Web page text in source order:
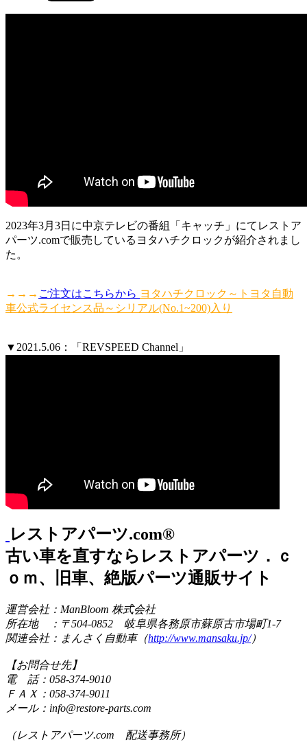
2023年3月3日に中京テレビの番組「キャッチ」にてレストア
パーツ.comで販売しているヨタハチクロックが紹介されまし
た。
→→→ ご注文はこちらから ヨタハチクロック～トヨタ自動
車公式ライセンス品～シリアル(No.1~200)入り
▼2021.5.06：「REVSPEED Channel」
レストアパーツ.com®
古い車を直すならレストアパーツ．ｃ
ｏｍ、旧車、絶版パーツ通販サイト
運営会社：ManBloom 株式会社
所在地 ：〒504-0852 岐阜県各務原市蘇原古市場町1-7
関連会社：まんさく自動車（http://www.mansaku.jp/）
【お問合せ先】
電 話：058-374-9010
ＦＡＸ：058-374-9011
メール：info@restore-parts.com
（レストアパーツ.com 配送事務所）